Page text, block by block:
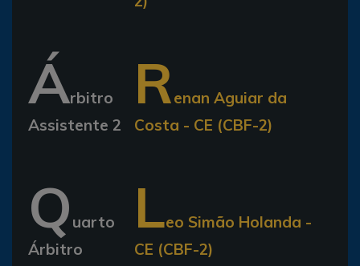
Árbitro
Assistente 2
Renan Aguiar da
Costa - CE (CBF-2)
Q uarto
Árbitro
Leo Simão Holanda -
CE (CBF-2)